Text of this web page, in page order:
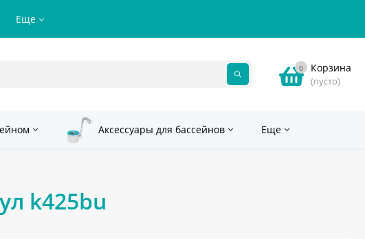
Еще
0 Корзина
(пусто)
Аксессуары для бассейнов Еще
k425bu